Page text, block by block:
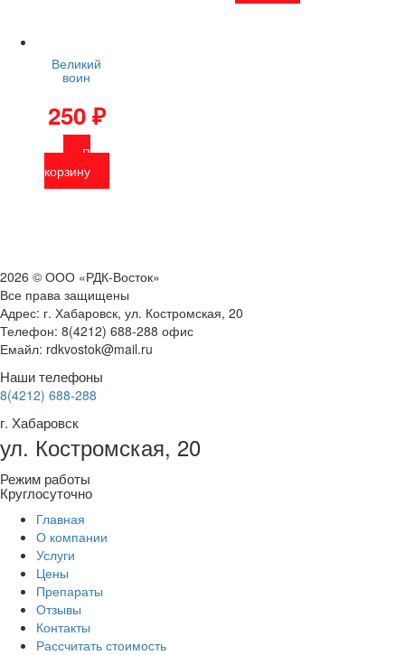
Великий
воин
250₽
В
корзину
2026 © ООО «РДК-Восток»
Все права защищены
Адрес: г. Хабаровск, ул. Костромская, 20
Телефон: 8(4212) 688-288 офис
Емайл: rdkvostok@mail.ru
Наши телефоны
8(4212) 688-288
г. Хабаровск
ул. Костромская, 20
Режим работы
Круглосуточно
Главная
О компании
Услуги
Цены
Препараты
Отзывы
Контакты
Рассчитать стоимость